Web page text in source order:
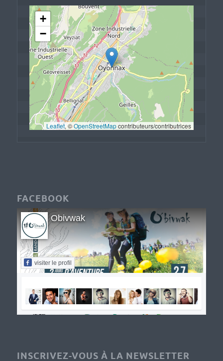
+
−
Leaflet, © OpenStreetMap contributeurs/contributrices
FACEBOOK
Obivwak
visiter le profil
INSCRIVEZ-VOUS À LA NEWSLETTER